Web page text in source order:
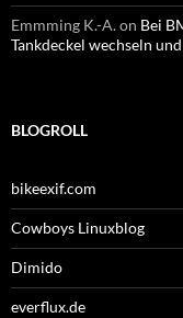
Emmming K.-A.on Bei
Tankdeckel wechseln
BLOGROLL
bikeexif.com
Cowboys Linuxblog
Dimido
everflux.de